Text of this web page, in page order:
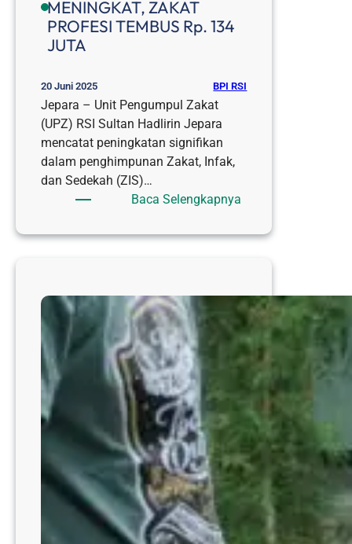
MENINGKAT, ZAKAT
PROFESI TEMBUS Rp. 134
JUTA
20 Juni 2025 BPI RSI
Jepara – Unit Pengumpul Zakat
(UPZ) RSI Sultan Hadlirin Jepara
mencatat peningkatan signifikan
dalam penghimpunan Zakat, Infak,
dan Sedekah (ZIS)…
Baca Selengkapnya
ZIS
SULTAN
HADLIRIN
MENINGKAT,
ZAKAT
PROFESI
TEMBUS
134
JUTA